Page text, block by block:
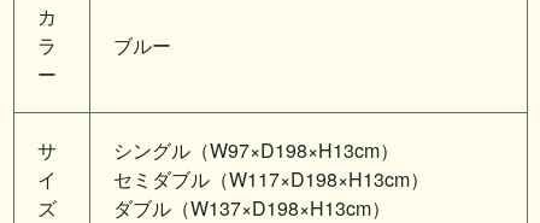
カ
ラ
ー
ブルー
サ
イ
ズ
シングル（W97×D198×H13cm）
セミダブル（W117×D198×H13cm）
ダブル（W137×D198×H13cm）